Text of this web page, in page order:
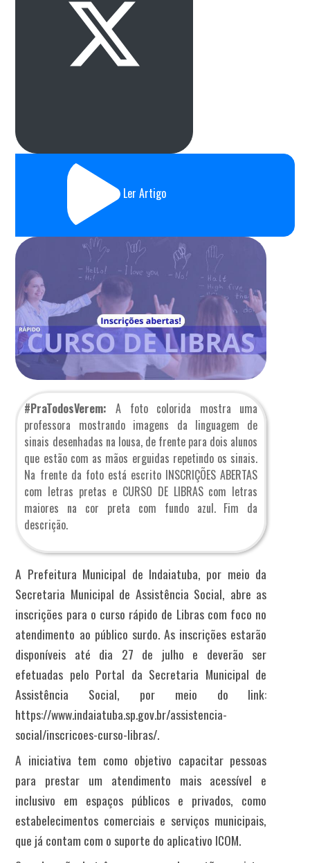
Ler Artigo
#PraTodosVerem: A foto colorida mostra uma
professora mostrando imagens da linguagem de
sinais desenhadas na lousa, de frente para dois alunos
que estão com as mãos erguidas repetindo os sinais.
Na frente da foto está escrito INSCRIÇÕES ABERTAS
com letras pretas e CURSO DE LIBRAS com letras
maiores na cor preta com fundo azul. Fim da
descrição.
A Prefeitura Municipal de Indaiatuba, por meio da
Secretaria Municipal de Assistência Social, abre as
inscrições para o curso rápido de Libras com foco no
atendimento ao público surdo. As inscrições estarão
disponíveis até dia 27 de julho e deverão ser
efetuadas pelo Portal da Secretaria Municipal de
Assistência Social, por meio do link:
https://www.indaiatuba.sp.gov.br/assistencia-
social/inscricoes-curso-libras/.
A iniciativa tem como objetivo capacitar pessoas
para prestar um atendimento mais acessível e
inclusivo em espaços públicos e privados, como
estabelecimentos comerciais e serviços municipais,
que já contam com o suporte do aplicativo ICOM.